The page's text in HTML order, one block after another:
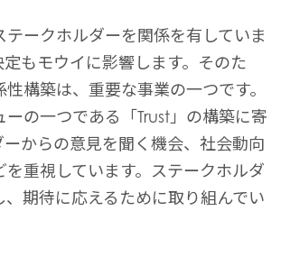
ークホルダーを関係を有していま
もモウイに影響します。そのた
構築は、重要な事業の一つです。
の一つである「Trust」の構築に寄
からの意見を聞く機会、社会動向
重視しています。ステークホルダ
期待に応えるために取り組んでい